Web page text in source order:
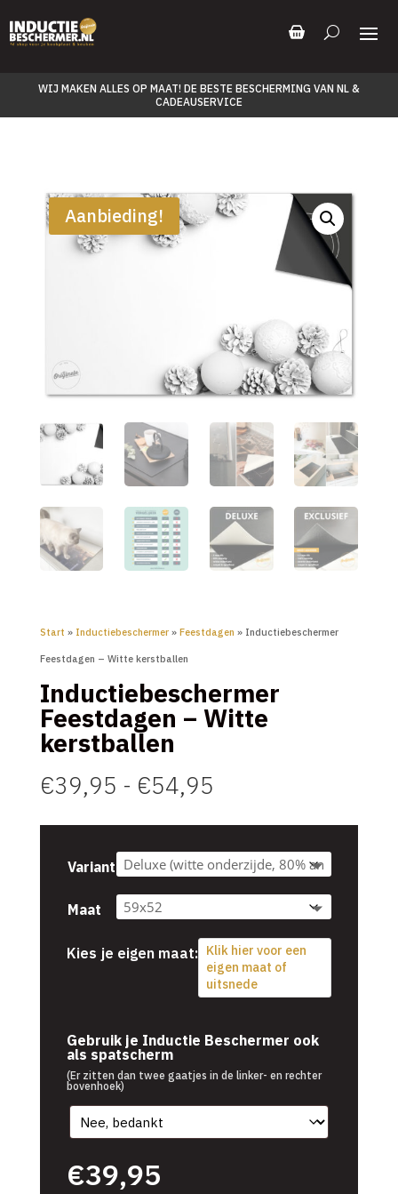
WIJ MAKEN ALLES OP MAAT! DE BESTE BESCHERMING VAN NL &
CADEAUSERVICE
Aanbieding!
Start » Inductiebeschermer» Feestdagen » Inductiebeschermer
Feestdagen – Witte kerstballen
Inductiebeschermer
Feestdagen – Witte
kerstballen
€39,95 - €54,95
€54,95
Variant
Maat
Kies je eigen maat: Klik hier voor een
eigen maat of
uitsnede
€39,95
Gebruik je Inductie Beschermer ook
als spatscherm
(Er zitten dan twee gaatjes in de linker- en rechter
bovenhoek)
€39,95